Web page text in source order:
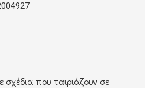
σχέδια που ταιριάζουν σε